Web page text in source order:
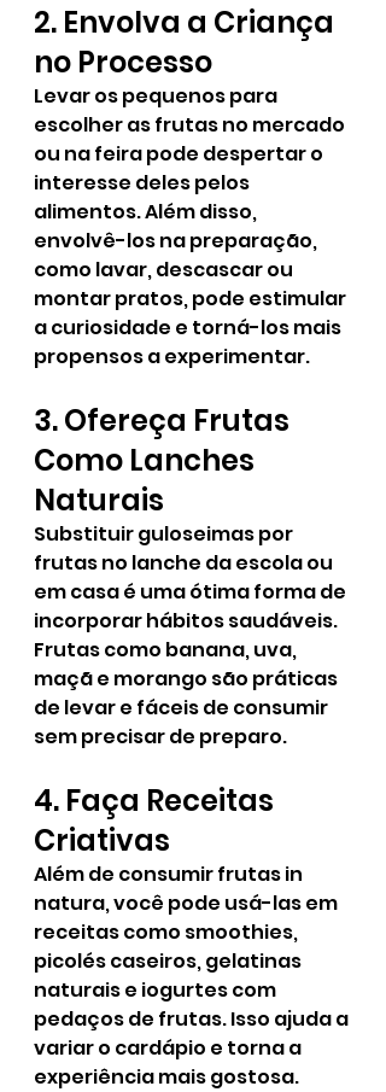
2. Envolva a Criança
no Processo
Levar os pequenos para
escolher as frutas no mercado
ou na feira pode despertar o
interesse deles pelos
alimentos. Além disso,
envolvê-los na preparação,
como lavar, descascar ou
montar pratos, pode estimular
a curiosidade e torná-los mais
propensos a experimentar.
3. Ofereça Frutas
Como Lanches
Naturais
Substituir guloseimas por
frutas no lanche da escola ou
em casa é uma ótima forma de
incorporar hábitos saudáveis.
Frutas como banana, uva,
maçã e morango são práticas
de levar e fáceis de consumir
sem precisar de preparo.
4. Faça Receitas
Criativas
Além de consumir frutas in
natura, você pode usá-las em
receitas como smoothies,
picolés caseiros, gelatinas
naturais e iogurtes com
pedaços de frutas. Isso ajuda a
variar o cardápio e torna a
experiência mais gostosa.